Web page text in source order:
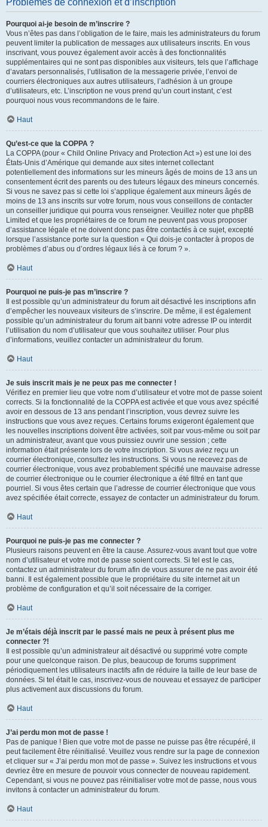
Problèmes de connexion et d’inscription
Pourquoi ai-je besoin de m’inscrire ?
Vous n’êtes pas dans l’obligation de le faire, mais les administrateurs du forum
peuvent limiter la publication de messages aux utilisateurs inscrits. En vous
inscrivant, vous pouvez également avoir accès à des fonctionnalités
supplémentaires qui ne sont pas disponibles aux visiteurs, tels que l’affichage
d’avatars personnalisés, l’utilisation de la messagerie privée, l’envoi de
courriers électroniques aux autres utilisateurs, l’adhésion à un groupe
d’utilisateurs, etc. L’inscription ne vous prend qu’un court instant, c’est
pourquoi nous vous recommandons de le faire.
Haut
Qu’est-ce que la COPPA ?
La COPPA (pour « Child Online Privacy and Protection Act ») est une loi des
États-Unis d’Amérique qui demande aux sites internet collectant
potentiellement des informations sur les mineurs âgés de moins de 13 ans un
consentement écrit des parents ou des tuteurs légaux des mineurs concernés.
Si vous ne savez pas si cette loi s’applique également aux mineurs âgés de
moins de 13 ans inscrits sur votre forum, nous vous conseillons de contacter
un conseiller juridique qui pourra vous renseigner. Veuillez noter que phpBB
Limited et que les propriétaires de ce forum ne peuvent pas vous proposer
d’assistance légale et ne doivent donc pas être contactés à ce sujet, excepté
lorsque l’assistance porte sur la question « Qui dois-je contacter à propos de
problèmes d’abus ou d’ordres légaux liés à ce forum ? ».
Haut
Pourquoi ne puis-je pas m’inscrire ?
Il est possible qu’un administrateur du forum ait désactivé les inscriptions afin
d’empêcher les nouveaux visiteurs de s’inscrire. De même, il est également
possible qu’un administrateur du forum ait banni votre adresse IP ou interdit
l’utilisation du nom d’utilisateur que vous souhaitez utiliser. Pour plus
d’informations, veuillez contacter un administrateur du forum.
Haut
Je suis inscrit mais je ne peux pas me connecter !
Vérifiez en premier lieu que votre nom d’utilisateur et votre mot de passe soient
corrects. Si la fonctionnalité de la COPPA est activée et que vous avez spécifié
avoir en dessous de 13 ans pendant l’inscription, vous devrez suivre les
instructions que vous avez reçues. Certains forums exigeront également que
les nouvelles inscriptions doivent être activées, soit par vous-même ou soit par
un administrateur, avant que vous puissiez ouvrir une session ; cette
information était présente lors de votre inscription. Si vous aviez reçu un
courrier électronique, consultez les instructions. Si vous ne recevez pas de
courrier électronique, vous avez probablement spécifié une mauvaise adresse
de courrier électronique ou le courrier électronique a été filtré en tant que
pourriel. Si vous êtes certain que l’adresse de courrier électronique que vous
avez spécifiée était correcte, essayez de contacter un administrateur du forum.
Haut
Pourquoi ne puis-je pas me connecter ?
Plusieurs raisons peuvent en être la cause. Assurez-vous avant tout que votre
nom d’utilisateur et votre mot de passe soient corrects. Si tel est le cas,
contactez un administrateur du forum afin de vous assurer de ne pas avoir été
banni. Il est également possible que le propriétaire du site internet ait un
problème de configuration et qu’il soit nécessaire de la corriger.
Haut
Je m’étais déjà inscrit par le passé mais ne peux à présent plus me
connecter ?!
Il est possible qu’un administrateur ait désactivé ou supprimé votre compte
pour une quelconque raison. De plus, beaucoup de forums suppriment
périodiquement les utilisateurs inactifs afin de réduire la taille de leur base de
données. Si tel était le cas, inscrivez-vous de nouveau et essayez de participer
plus activement aux discussions du forum.
Haut
J’ai perdu mon mot de passe !
Pas de panique ! Bien que votre mot de passe ne puisse pas être récupéré, il
peut facilement être réinitialisé. Veuillez vous rendre sur la page de connexion
et cliquer sur « J’ai perdu mon mot de passe ». Suivez les instructions et vous
devriez être en mesure de pouvoir vous connecter de nouveau rapidement.
Cependant, si vous ne pouvez pas réinitialiser votre mot de passe, nous vous
invitons à contacter un administrateur du forum.
Haut